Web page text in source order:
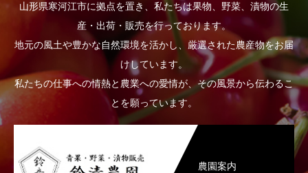
山形県寒河江市に拠点を置き、私たちは果物、野菜、漬物の生
産・出荷・販売を行っております。
地元の風土や豊かな自然環境を活かし、厳選された農産物をお届
けしています。
私たちの仕事への情熱と農業への愛情が、その風景から伝わるこ
とを願っています。
農園案内